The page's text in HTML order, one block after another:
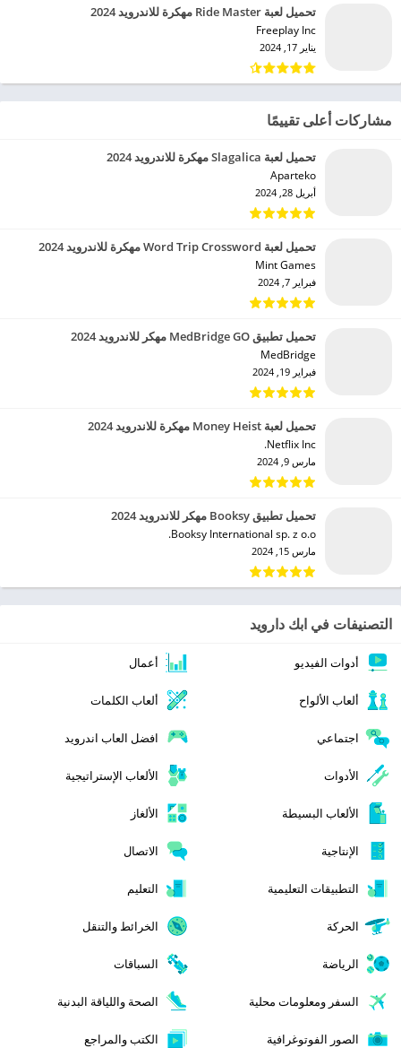
تحميل لعبة Ride Master مهكرة للاندرويد 2024
Freeplay Inc‏
يناير 17, 2024
مشاركات أعلى تقييمًا
تحميل لعبة Slagalica مهكرة للاندرويد 2024
Aparteko‏
أبريل 28, 2024
تحميل لعبة Word Trip Crossword مهكرة للاندرويد 2024
Mint Games‏
فبراير 7, 2024
تحميل تطبيق MedBridge GO مهكر للاندرويد 2024
MedBridge‏
فبراير 19, 2024
تحميل لعبة Money Heist مهكرة للاندرويد 2024
Netflix Inc.‏
مارس 9, 2024
تحميل تطبيق Booksy مهكر للاندرويد 2024
Booksy International sp. z o.o.‏
مارس 15, 2024
التصنيفات في ابك دارويد
أدوات الفيديو أعمال
ألعاب الألواح ألعاب الكلمات
اجتماعي افضل العاب اندرويد
الأدوات الألعاب الإستراتيجية
الألعاب البسيطة الألغاز
الإنتاجية الاتصال
التطبيقات التعليمية التعليم
الحركة الخرائط والتنقل
الرياضة السباقات
السفر ومعلومات محلية الصحة واللياقة البدنية
الصور الفوتوغرافية الكتب والمراجع